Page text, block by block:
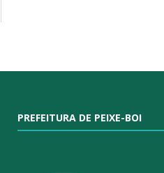
PREFEITURA DE PEIXE-BOI